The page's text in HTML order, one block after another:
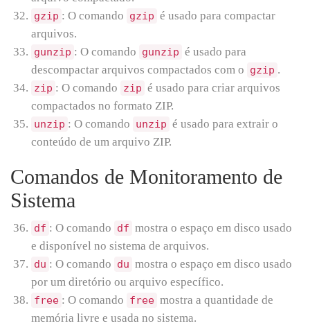
gzip : O comando gzip é usado para compactar
arquivos.
gunzip : O comando gunzip é usado para
descompactar arquivos compactados com o gzip .
zip : O comando zip é usado para criar arquivos
compactados no formato ZIP.
unzip : O comando unzip é usado para extrair o
conteúdo de um arquivo ZIP.
Comandos de Monitoramento de
Sistema
df : O comando df mostra o espaço em disco usado
e disponível no sistema de arquivos.
du : O comando du mostra o espaço em disco usado
por um diretório ou arquivo específico.
free : O comando free mostra a quantidade de
memória livre e usada no sistema.